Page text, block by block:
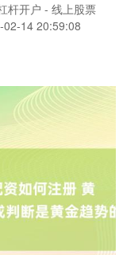
杆开户 - 线上股票
02-14 20:59:08